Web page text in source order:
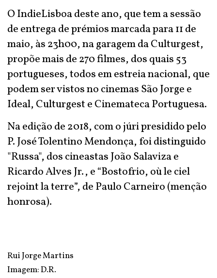
O IndieLisboa deste ano, que tem a sessão
de entrega de prémios marcada para 11 de
maio, às 23h00, na garagem da Culturgest,
propõe mais de 270 filmes, dos quais 53
portugueses, todos em estreia nacional, que
podem ser vistos no cinemas São Jorge e
Ideal, Culturgest e Cinemateca Portuguesa.
Na edição de 2018, com o júri presidido pelo
P. José Tolentino Mendonça, foi distinguido
"Russa", dos cineastas João Salaviza e
Ricardo Alves Jr., e “Bostofrio, où le ciel
rejoint la terre”, de Paulo Carneiro (menção
honrosa).
Rui Jorge Martins
Imagem: D.R.